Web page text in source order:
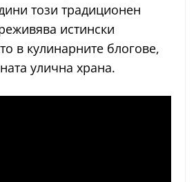
този традиционен
истински
в кулинарните блогове,
улична храна.